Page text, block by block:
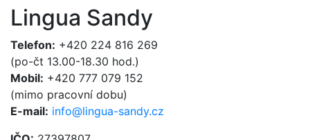
Lingua Sandy
Telefon: +420 224 816 269
(po-čt 13.00-18.30 hod.)
Mobil: +420 777 079 152
(mimo pracovní dobu)
E-mail: info@lingua-sandy.cz